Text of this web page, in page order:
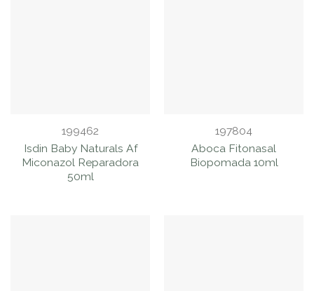
199462
Isdin Baby Naturals Af
Miconazol Reparadora
50ml
197804
Aboca Fitonasal
Biopomada 10ml